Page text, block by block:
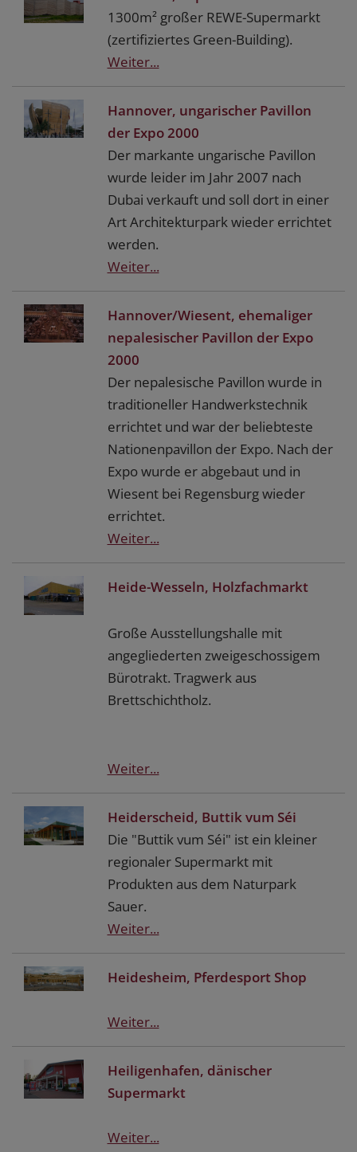
1300m² großer REWE-Supermarkt
(zertifiziertes Green-Building).
Weiter...
Hannover, ungarischer Pavillon
der Expo 2000
Der markante ungarische Pavillon
wurde leider im Jahr 2007 nach
Dubai verkauft und soll dort in einer
Art Architekturpark wieder errichtet
werden.
Weiter...
Hannover/Wiesent, ehemaliger
nepalesischer Pavillon der Expo
2000
Der nepalesische Pavillon wurde in
traditioneller Handwerkstechnik
errichtet und war der beliebteste
Nationenpavillon der Expo. Nach der
Expo wurde er abgebaut und in
Wiesent bei Regensburg wieder
errichtet.
Weiter...
Heide-Wesseln, Holzfachmarkt
Große Ausstellungshalle mit
angegliederten zweigeschossigem
Bürotrakt. Tragwerk aus
Brettschichtholz.
Weiter...
Heiderscheid, Buttik vum Séi
Die "Buttik vum Séi" ist ein kleiner
regionaler Supermarkt mit
Produkten aus dem Naturpark
Sauer.
Weiter...
Heidesheim, Pferdesport Shop
Weiter...
Heiligenhafen, dänischer
Supermarkt
Weiter...